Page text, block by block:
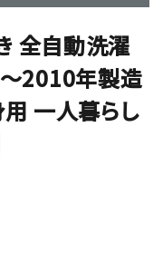
全自動洗濯
2010年製造
一人暮らし